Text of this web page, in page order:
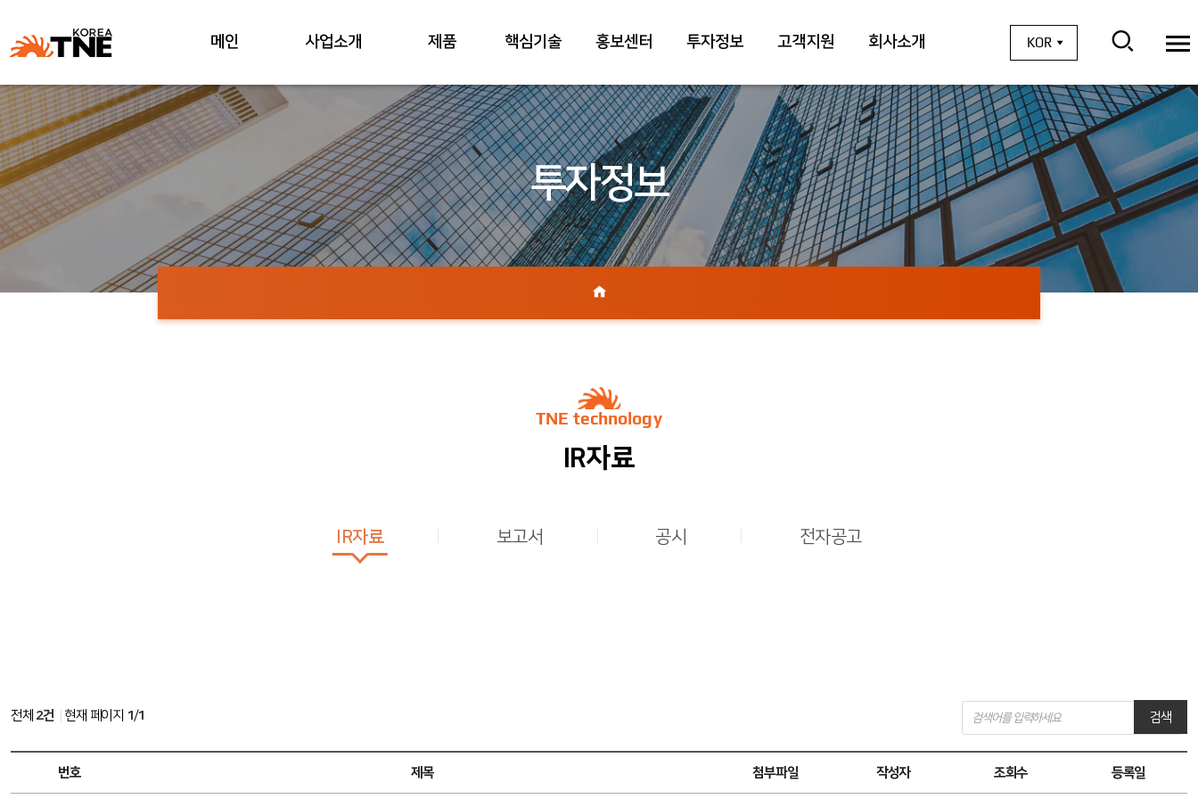
메인 사업소개 제품 핵심기술 홍보센터 투자정보 고객지원 회사소개 KOR
투자정보
TNE technology
IR자료
IR자료 보고서 공시 전자공고
판
검
검색
전체 2건 현재 페이지 1/1
사
번호 제목 첨부파일 작성자 조회수 등록일